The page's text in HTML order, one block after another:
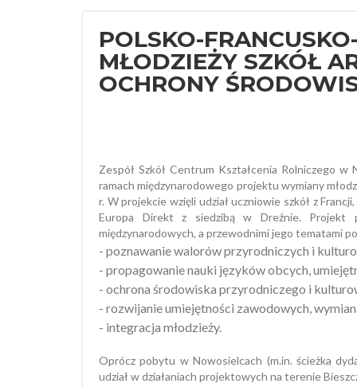
POLSKO-
MŁODZIEŻY SZKÓŁ
OCHRONY
Zespół Szkół Centrum Kształcenia Rolniczego
ramach międzynarodowego projektu wymiany
r. W projekcie wzięli udział uczniowie szkół z
Europa Direkt z siedzibą w Dreźnie. Projekt
międzynarodowych, a przewodnimi jego tematami
- poznawanie walorów przyrodniczych i
- propagowanie nauki języków obcych,
- ochrona środowiska przyrodniczego i
- rozwijanie umiejętności zawodowych,
- integracja młodzieży.
Oprócz pobytu w Nowosielcach (m.in. ścieżka
udział w działaniach projektowych na terenie